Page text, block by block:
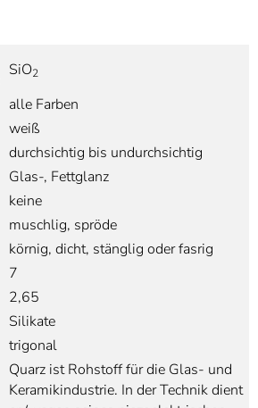
SiO2
alle Farben
weiß
durchsichtig bis undurchsichtig
Glas-, Fettglanz
keine
muschlig, spröde
körnig, dicht, stänglig oder fasrig
7
2,65
Silikate
trigonal
Quarz ist Rohstoff für die Glas- und
Keramikindustrie. In der Technik dient